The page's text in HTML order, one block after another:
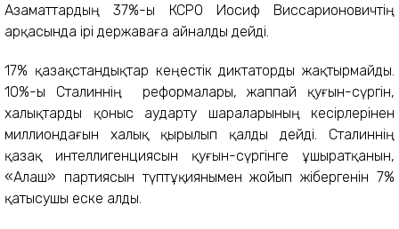
Азаматтардың 37%-ы КСРО Иосиф Виссарионовичтің
арқасында ірі державаға айналды дейді.
17% қазақстандықтар кеңестік диктаторды жақтырмайды.
10%-ы Сталиннің реформалары, жаппай қуғын-сүргін,
халықтарды қоныс аударту шараларының кесірлерінен
миллиондағын халық қырылып қалды дейді. Сталиннің
қазақ интеллигенциясын қуғын-сүргінге ұшыратқанын,
«Алаш» партиясын түптұқиянымен жойып жібергенін 7%
қатысушы еске алды.